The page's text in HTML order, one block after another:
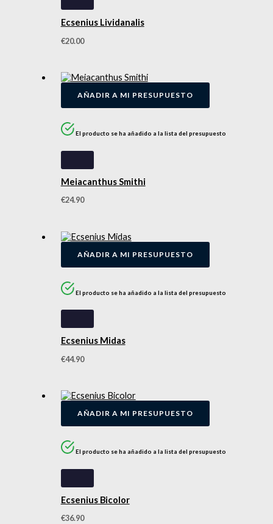
Ecsenius Lividanalis
€20.00
AÑADIR A MI PRESUPUESTO
El producto se ha añadido a la lista del presupuesto
Meiacanthus Smithi
€24.90
AÑADIR A MI PRESUPUESTO
El producto se ha añadido a la lista del presupuesto
Ecsenius Midas
€44.90
AÑADIR A MI PRESUPUESTO
El producto se ha añadido a la lista del presupuesto
Ecsenius Bicolor
€36.90